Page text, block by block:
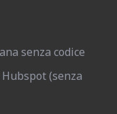
senza codice
(senza